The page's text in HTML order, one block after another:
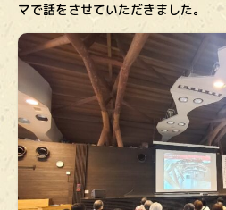
マで話をさせていただきました。